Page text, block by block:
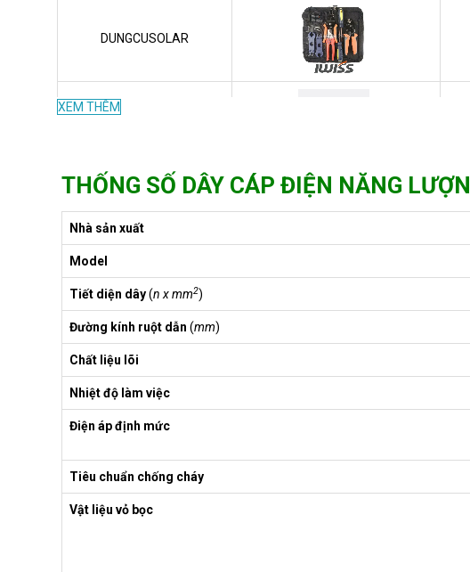
DUNGCUSOLAR
H1Z2Z2-K
XEM THÊM
THỐNG SỐ DÂY CÁP ĐIỆN NĂNG
Nhà sản xuất
Model
Tiết diện dây(n x mm2)
Đường kính ruột dẫn (mm)
Chất liệu lõi
Nhiệt độ làm việc
Điện áp định mức
Tiêu chuẩn chống cháy
Vật liệu vỏ bọc